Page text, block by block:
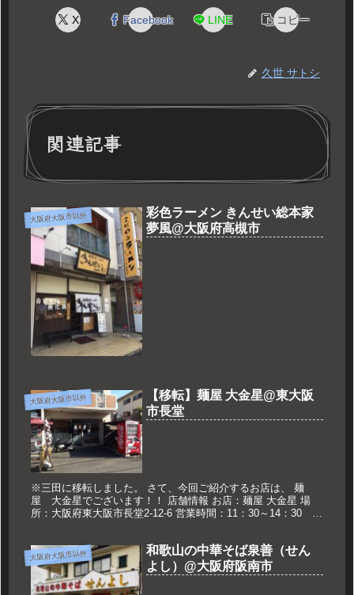
X Facebook LINE コピー
久世 サトシ
関連記事
大阪府大阪市以外
彩色ラーメン きんせい総本家
夢風@大阪府高槻市
大阪府大阪市以外
【移転】麺屋 大金星@東大阪
市長堂
※三田に移転しました。 さて、今回ご紹介するお店は、 麺
屋 大金星でございます！！ 店舗情報 お店：麺屋 大金星 場
所：大阪府東大阪市長堂2-12-6 営業時間：11：30～14：30
大阪府大阪市以外
和歌山の中華そば泉善（せん
よし）@大阪府阪南市